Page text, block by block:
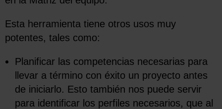
Esta herramienta tiene otros usos muy
potentes, tales como:
Planificar las competencias necesarias para
llevar a término con éxito un proyecto antes
de iniciarlo. Esto también nos puede servir
para identificar los perfiles necesarios, que al